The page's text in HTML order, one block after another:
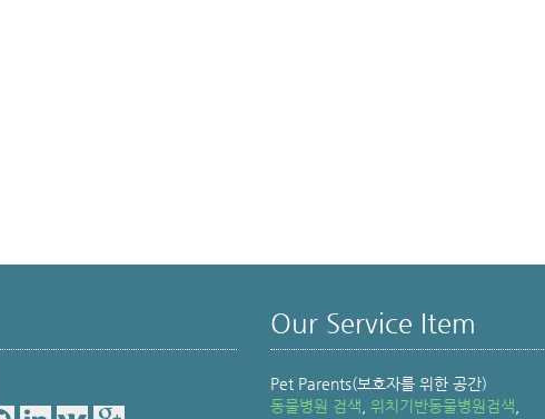
Our Service Item
Pet Parents(보호자를 위한 공간)
동물병원 검색 위치기반동물병원검색